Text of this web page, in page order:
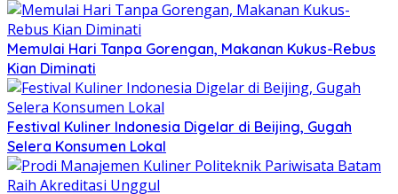
Memulai Hari Tanpa Gorengan, Makanan Kukus-Rebus
Kian Diminati
Festival Kuliner Indonesia Digelar di Beijing, Gugah
Selera Konsumen Lokal